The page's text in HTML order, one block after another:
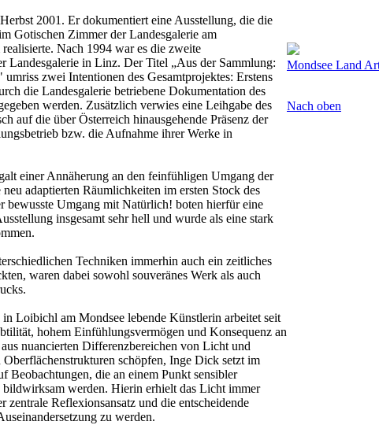
2001. Er dokumentiert eine Ausstellung, die die
Gotischen Zimmer der Landesgalerie am
Nach 1994 war es die zweite
Landesgalerie in Linz. Der Titel „Aus der Sammlung:
zwei Intentionen des Gesamtprojektes: Erstens
die Landesgalerie betriebene Dokumentation des
werden. Zusätzlich verwies eine Leihgabe des
auf die über Österreich hinausgehende Präsenz der
bzw. die Aufnahme ihrer Werke in
einer Annäherung an den feinfühligen Umgang der
adaptierten Räumlichkeiten im ersten Stock des
bewusste Umgang mit Natürlich! boten hierfür eine
insgesamt sehr hell und wurde als eine stark
Techniken immerhin auch ein zeitliches
waren dabei sowohl souveränes Werk als auch
Loibichl am Mondsee lebende Künstlerin arbeitet seit
hohem Einfühlungsvermögen und Konsequenz an
nuancierten Differenzbereichen von Licht und
Oberflächenstrukturen schöpfen, Inge Dick setzt im
Beobachtungen, die an einem Punkt sensibler
werden. Hierin erhielt das Licht immer
zentrale Reflexionsansatz und die entscheidende
zu werden.
Mondsee Land
Nach oben